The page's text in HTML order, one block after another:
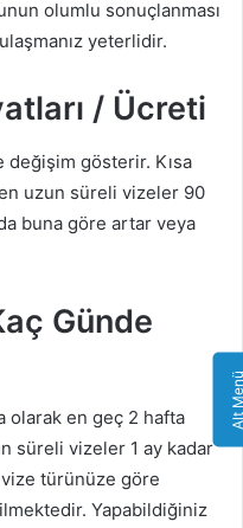
olumlu sonuçlanması
yeterlidir.
/ Ücreti
gösterir. Kısa
uzun süreli vizeler 90
buna göre artar veya
Günde
olarak en geç 2 hafta
süreli vizeler 1 ay kadar
türünüze göre
Yapabildiğiniz
Alt